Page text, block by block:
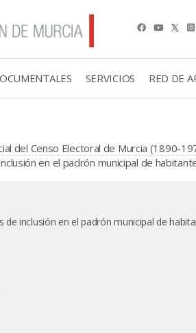
SERVICIOS RED DE
del Censo Electoral de Murcia (1890-
en el padrón municipal de
de inclusión en el padrón municipal de